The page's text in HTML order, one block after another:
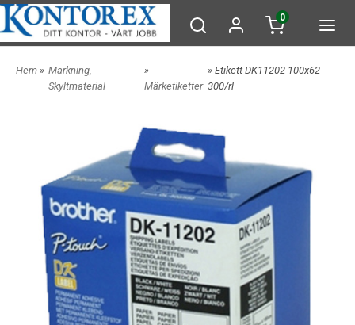
0
Hem » Märkning,
Skyltmaterial
»
Märketiketter
» Etikett DK11202 100x62
300/rl